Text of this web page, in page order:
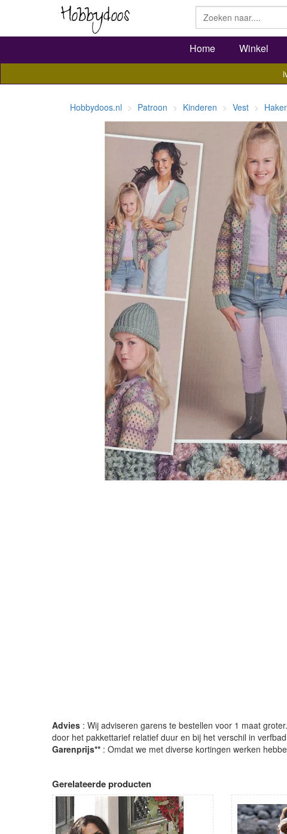
Home Winkel
Hobbydoos.nl Patroon Kinderen Vest
Advies : Wij adviseren garens te bestellen voor 1 maat
door het pakkettarief relatief duur en bij het verschil in
Garenprijs** : Omdat we met diverse kortingen werken
Gerelateerde producten